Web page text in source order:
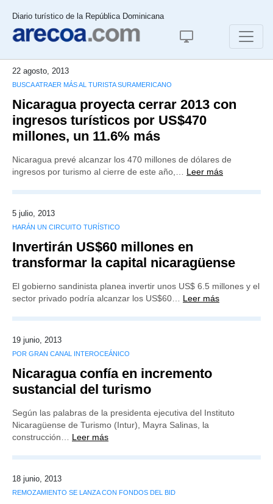
Diario turístico de la República Dominicana
22 agosto, 2013
BUSCA ATRAER MÁS AL TURISTA SURAMERICANO
Nicaragua proyecta cerrar 2013 con
ingresos turísticos por US$470
millones, un 11.6% más
Nicaragua prevé alcanzar los 470 millones de dólares de
ingresos por turismo al cierre de este año,… Leer más
5 julio, 2013
HARÁN UN CIRCUITO TURÍSTICO
Invertirán US$60 millones en
transformar la capital nicaragüense
El gobierno sandinista planea invertir unos US$ 6.5 millones y el
sector privado podría alcanzar los US$60… Leer más
19 junio, 2013
POR GRAN CANAL INTEROCEÁNICO
Nicaragua confía en incremento
sustancial del turismo
Según las palabras de la presidenta ejecutiva del Instituto
Nicaragüense de Turismo (Intur), Mayra Salinas, la
construcción… Leer más
18 junio, 2013
REMOZAMIENTO SE LANZA CON FONDOS DEL BID